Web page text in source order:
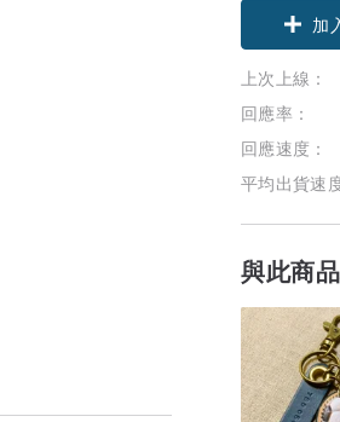
加
上次上線：
回應率：
回應速度：
平均出貨速
與此商